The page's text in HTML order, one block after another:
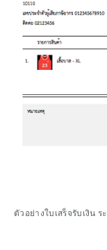
ตัวอย่างใบเสร็จรับเงิน